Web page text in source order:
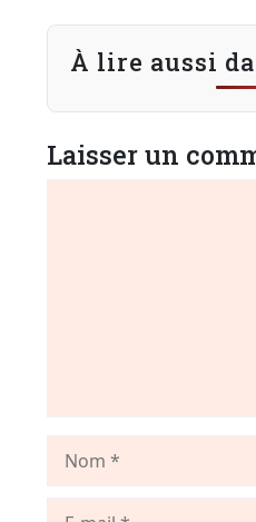
À lire aussi
Laisser un